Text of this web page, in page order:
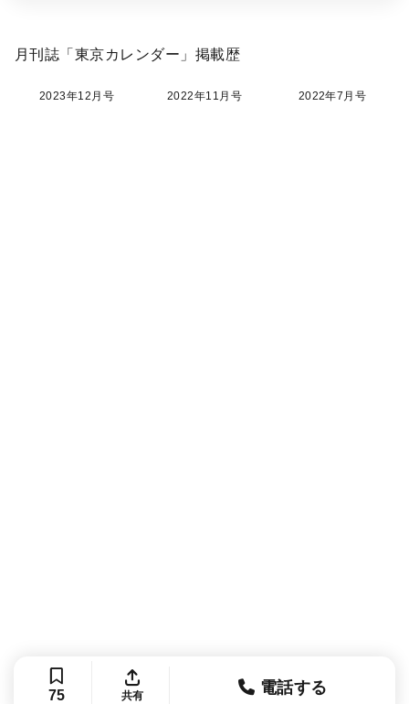
月刊誌「東京カレンダー」掲載歴
2023年12月号 2022年11月号 2022年7月号
75 共有 電話する